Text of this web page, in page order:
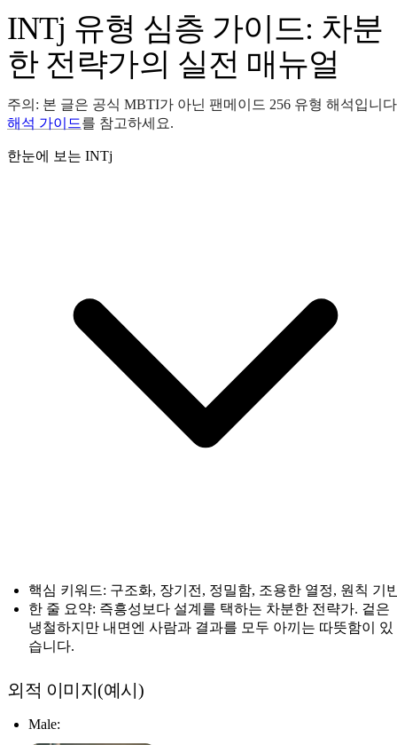
INTj 유형 심층 가이드: 차분
한 전략가의 실전 매뉴얼
주의: 본 글은 공식 MBTI가 아닌 팬메이드 256 유형 해석입니
해석 가이드를 참고하세요.
한눈에 보는 INTj
핵심 키워드: 구조화, 장기전, 정밀함, 조용한 열정, 원칙 기
한 줄 요약: 즉흥성보다 설계를 택하는 차분한 전략가. 겉은
냉철하지만 내면엔 사람과 결과를 모두 아끼는 따뜻함이 있
습니다.
외적 이미지(예시)
Male: